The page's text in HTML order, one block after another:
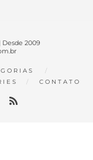
2009
CONTATO